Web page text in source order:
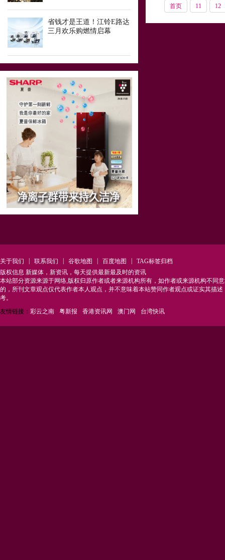
省钱才是王道！江铃E路达
三月欢乐购燃情启幕
首页 11 12
关于我们 联系我们 谷歌地图 百度地图
TAG标签归档
版权信息 新媒体，新资讯，每天提供最新最及时的资讯
本站部分资源来源于网络,版权归原作者或者来源机构所有，如作者或来源机构不同
的，所刊文章观点仅代表作者本人观点，并不意味着本站赞同作者观点或证实其描
考。
友情链接： 彩云之南 粤新报 香港资讯网 澳门网 台湾快讯